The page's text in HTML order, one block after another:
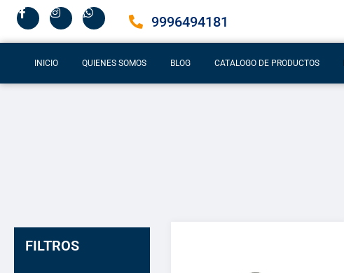
9996494181
INICIO QUIENES SOMOS BLOG CATALOGO DE PRODUCTOS
FILTROS